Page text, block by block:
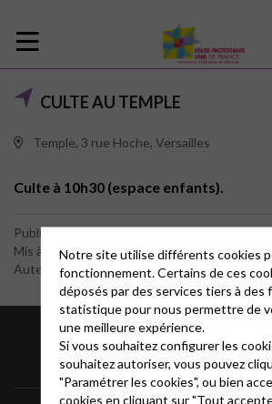
CULTE AU TEMPLE
Temple, 3 rue Hoche, Versailles
Culte à 10h30 (espace enfants).
Publié le 24 décembre 2022
Mis à jour le 28 juillet 2026
Auteur : Eric George
Notre site utilise différents cookies
fonctionnement. Certains de ces
déposés par des services tiers à des
statistique pour nous permettre de
une meilleure expérience.
Si vous souhaitez configurer les
souhaitez autoriser, vous pouvez
"Paramétrer les cookies", ou bien
cookies en cliquant sur "Tout